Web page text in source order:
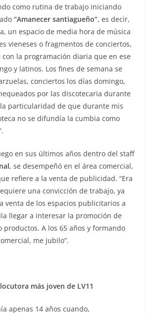
como rutina de trabajo iniciando
“Amanecer santiagueño”, es decir,
un espacio de media hora de música
vieneses o fragmentos de conciertos,
la programación diaria que en ese
y latinos. Los fines de semana se
conciertos los días domingo,
por las discotecaria durante
particularidad de que durante mis
no se difundía la cumbia como
en sus últimos años dentro del staff
, se desempeñó en el área comercial,
refiere a la venta de publicidad. “Era
una convicción de trabajo, ya
venta de los espacios publicitarios a
llegar a interesar la promoción de
productos. A los 65 años y formando
me jubilo”.
más joven de LV11
apenas 14 años cuando,